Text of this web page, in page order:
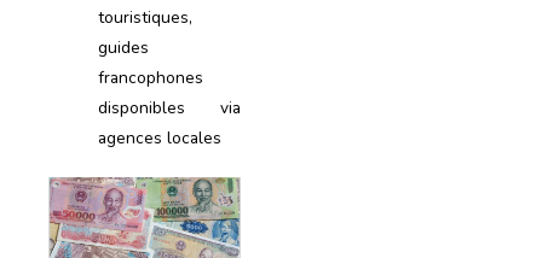
touristiques,
guides
francophones
disponibles via
agences locales